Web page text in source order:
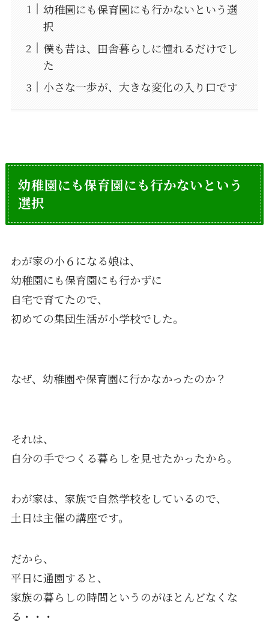
幼稚園にも保育園にも行かないという選
択
僕も昔は、田舎暮らしに憧れるだけでし
た
小さな一歩が、大きな変化の入り口です
幼稚園にも保育園にも行かないという
選択
わが家の小６になる娘は、
幼稚園にも保育園にも行かずに
自宅で育てたので、
初めての集団生活が小学校でした。
なぜ、幼稚園や保育園に行かなかったのか？
それは、
自分の手でつくる暮らしを見せたかったから。
わが家は、家族で自然学校をしているので、
土日は主催の講座です。
だから、
平日に通園すると、
家族の暮らしの時間というのがほとんどなくな
る・・・